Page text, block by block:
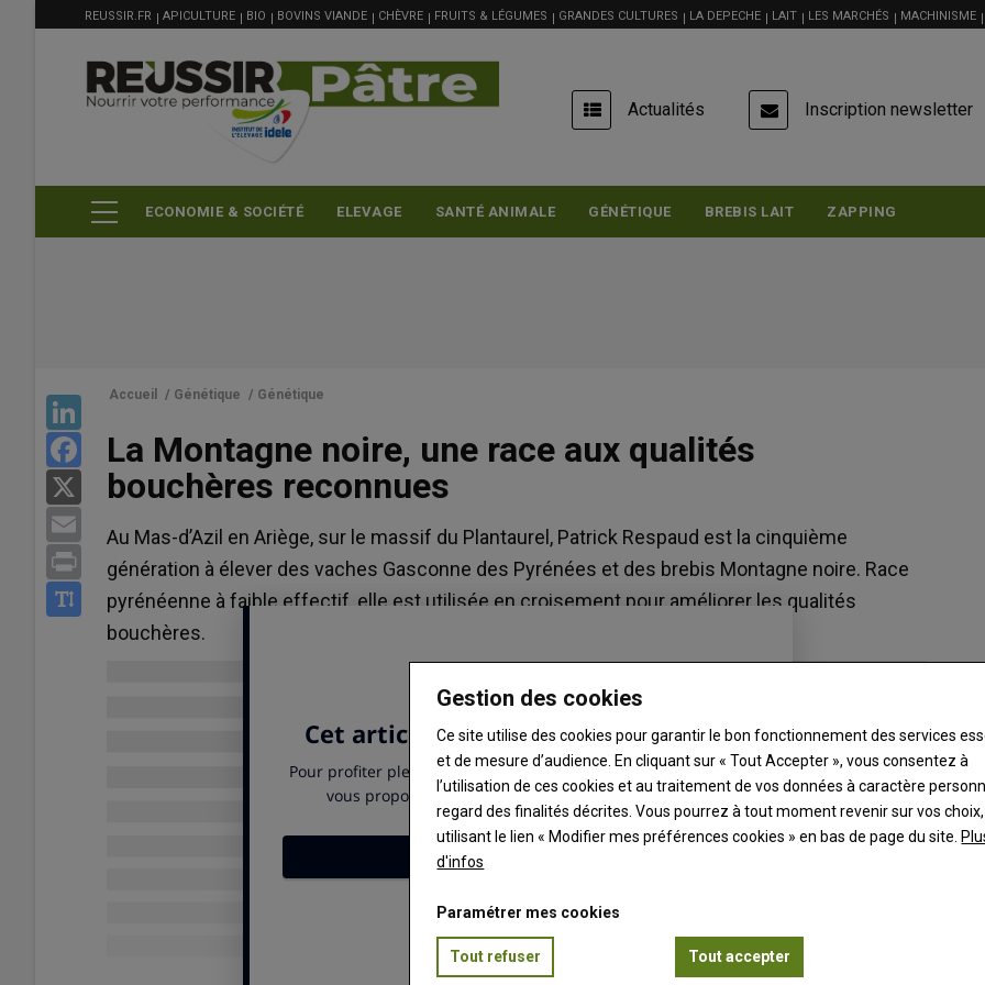
contenu
MENU
FILIÈRE
REUSSIR.FR APICULTURE BIO BOVINS VIANDE CHÈVRE FRUITS & LÉGUMES GRANDES CULTURES LA DEPECHE LAIT LES MARCHÉS MACHINISME
USER
ACCOUNT
MENU
Actualités Inscription newsletter
ECONOMIE & SOCIÉTÉ ELEVAGE SANTÉ ANIMALE GÉNÉTIQUE BREBIS LAIT ZAPPING
Facebook
Accueil / Génétique / Génétique
La Montagne noire, une race aux qualités
bouchères reconnues
Au Mas-d’Azil en Ariège, sur le massif du Plantaurel, Patrick Respaud est la cinquième
génération à élever des vaches Gasconne des Pyrénées et des brebis Montagne noire. Race
pyrénéenne à faible effectif, elle est utilisée en croisement pour améliorer les qualités
bouchères.
Gestion des cookies
Ce site utilise des cookies pour garantir le bon fonctionnement des services
et de mesure d’audience. En cliquant sur « Tout Accepter », vous consentez à
l’utilisation de ces cookies et au traitement de vos données à caractère
regard des finalités décrites. Vous pourrez à tout moment revenir sur vos
utilisant le lien « Modifier mes préférences cookies » en bas de page du site.
d'infos
Paramétrer mes cookies
Tout refuser Tout accepter